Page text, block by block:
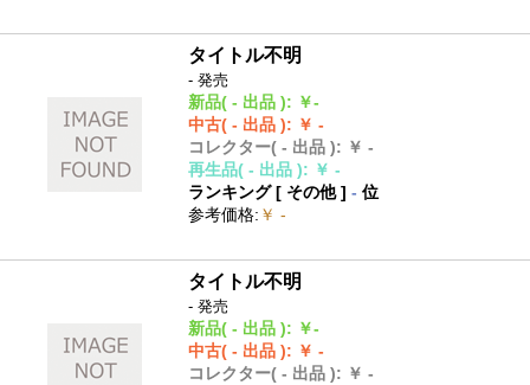
タイトル不明
- 発売
新品( - 出品 ): ￥-
中古( - 出品 ): ￥ -
コレクター( - 出品 ): ￥ -
再生品( - 出品 ): ￥ -
ランキング [ その他]- 位
参考価格: ￥ -
タイトル不明
- 発売
新品( - 出品 ): ￥-
中古( - 出品 ): ￥ -
コレクター( - 出品 ): ￥ -